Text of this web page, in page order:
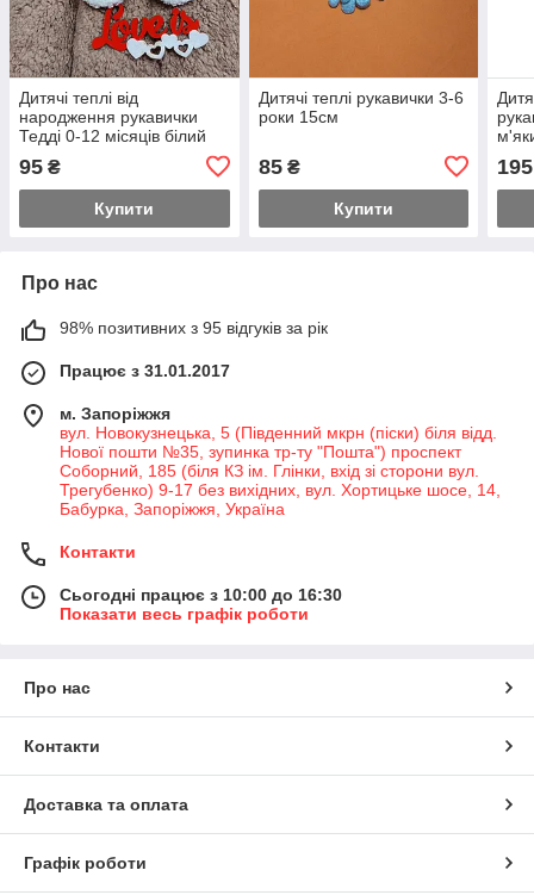
Дитячі теплі від
народження рукавички
Тедді 0-12 місяців білий
95 ₴
Купити
Дитячі теплі рукавички 3-6
роки 15см
85₴
Купити
195
Про нас
98% позитивних з 95 відгуків за рік
Працює з 31.01.2017
м. Запоріжжя
вул. Новокузнецька, 5 (Південний мкрн (піски) біля відд.
Нової пошти №35, зупинка тр-ту "Пошта") проспект
Соборний, 185 (біля КЗ ім. Глінки, вхід зі сторони вул.
Трегубенко) 9-17 без вихідних, вул. Хортицьке шосе, 14,
Бабурка, Запоріжжя, Україна
Контакти
Сьогодні працює з 10:00 до 16:30
Показати весь графік роботи
Про нас
Контакти
Доставка та оплата
Графік роботи